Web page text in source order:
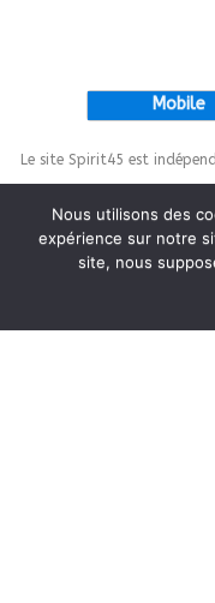
Mobile
Le site Spirit45 est
This site is
Nous utilisons des
expérience sur notre
site, nous